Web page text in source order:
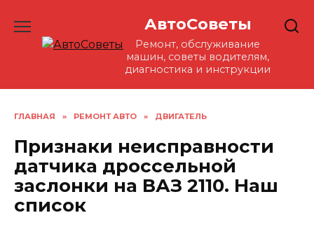
содержанию
АвтоСоветы
Ремонт, обслуживание
машин, советы водителям,
диагностика и инструкции
ГЛАВНАЯ » РЕМОНТ АВТО » ДВИГАТЕЛЬ
Признаки неисправности
датчика дроссельной
заслонки на ВАЗ 2110. Наш
список